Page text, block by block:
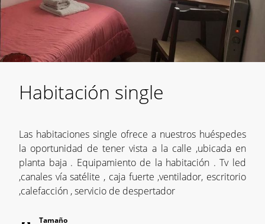
Habitación single
Las habitaciones single ofrece a nuestros huéspedes
la oportunidad de tener vista a la calle ,ubicada en
planta baja . Equipamiento de la habitación . Tv led
,canales vía satélite , caja fuerte ,ventilador, escritorio
,calefacción , servicio de despertador
Tamaño